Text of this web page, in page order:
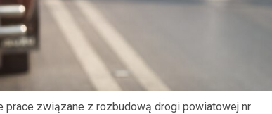
prace związane z rozbudową drogi powiatowej nr